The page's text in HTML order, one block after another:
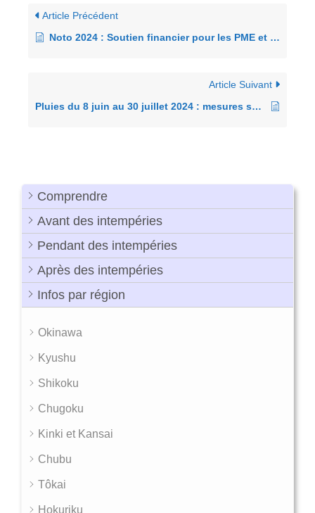
Comprendre
Avant des intempéries
Pendant des intempéries
Après des intempéries
Infos par région
Okinawa
Kyushu
Shikoku
Chugoku
Kinki et Kansai
Chubu
Tôkai
Hokuriku
Article Précédent
Noto 2024 : Soutien financier pour les PME et les petites entreprises après le séisme (1)
Article Suivant
Pluies du 8 juin au 30 juillet 2024 : mesures supplémentaires pour les PME